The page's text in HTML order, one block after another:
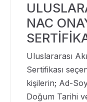
NAC
Uluslararası
Sertifikası
kişilerin; Ad-
Doğum Tarihi